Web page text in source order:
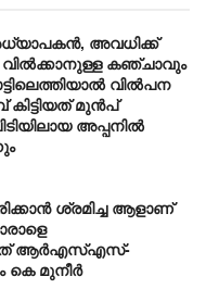
അവധിക്ക്
വിൽക്കാനുള്ള കഞ്ചാവും
വിൽപന
മുൻപ്
അപ്പനിൽ
ശ്രമിച്ച ആളാണ്
ആർഎസ്എസ്-
കെ മുനീര്‍